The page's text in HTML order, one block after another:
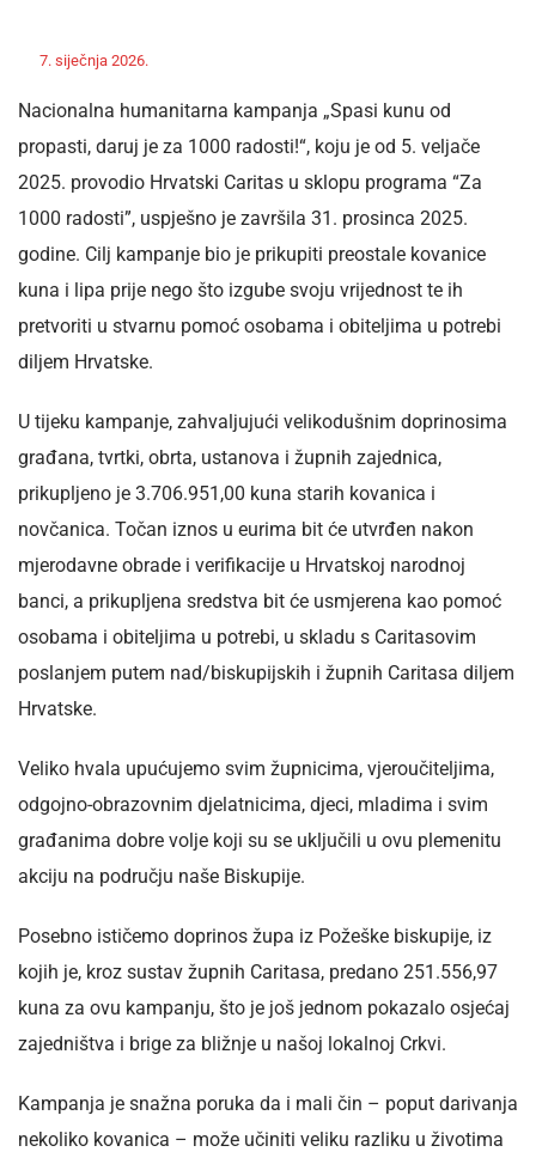
7. siječnja 2026.
Nacionalna humanitarna kampanja „Spasi kunu od
propasti, daruj je za 1000 radosti!“, koju je od 5. veljače
2025. provodio Hrvatski Caritas u sklopu programa “Za
1000 radosti”, uspješno je završila 31. prosinca 2025.
godine. Cilj kampanje bio je prikupiti preostale kovanice
kuna i lipa prije nego što izgubе svoju vrijednost te ih
pretvoriti u stvarnu pomoć osobama i obiteljima u potrebi
diljem Hrvatske.
U tijeku kampanje, zahvaljujući velikodušnim doprinosima
građana, tvrtki, obrta, ustanova i župnih zajednica,
prikupljeno je 3.706.951,00 kuna starih kovanica i
novčanica. Točan iznos u eurima bit će utvrđen nakon
mjerodavne obrade i verifikacije u Hrvatskoj narodnoj
banci, a prikupljena sredstva bit će usmjerena kao pomoć
osobama i obiteljima u potrebi, u skladu s Caritasovim
poslanjem putem nad/biskupijskih i župnih Caritasa diljem
Hrvatske.
Veliko hvala upućujemo svim župnicima, vjeroučiteljima,
odgojno-obrazovnim djelatnicima, djeci, mladima i svim
građanima dobre volje koji su se uključili u ovu plemenitu
akciju na području naše Biskupije.
Posebno ističemo doprinos župa iz Požeške biskupije, iz
kojih je, kroz sustav župnih Caritasa, predano 251.556,97
kuna za ovu kampanju, što je još jednom pokazalo osjećaj
zajedništva i brige za bližnje u našoj lokalnoj Crkvi.
Kampanja je snažna poruka da i mali čin – poput darivanja
nekoliko kovanica – može učiniti veliku razliku u životima